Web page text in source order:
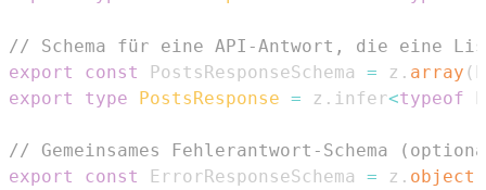
// Schema für eine API-Antwort, die eine
export
const PostsResponseSchema = z . array (
export
type PostsResponse = z . infer<typeof
// Gemeinsames Fehlerantwort-Schema
export
const ErrorResponseSchema = z . object